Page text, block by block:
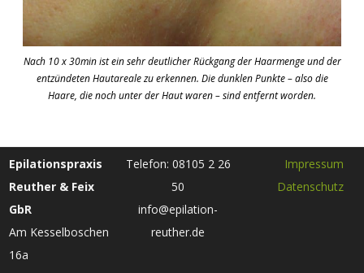
Nach 10 x 30min ist ein sehr deutlicher Rückgang der Haarmenge und der
entzündeten Hautareale zu erkennen. Die dunklen Punkte – also die
Haare, die noch unter der Haut waren – sind entfernt worden.
Epilationspraxis
Reuther & Feix
GbR
Am Kesselboschen
16a
Telefon: 08105 2 26
50
info@epilation-
reuther.de
Impressum
Datenschutz